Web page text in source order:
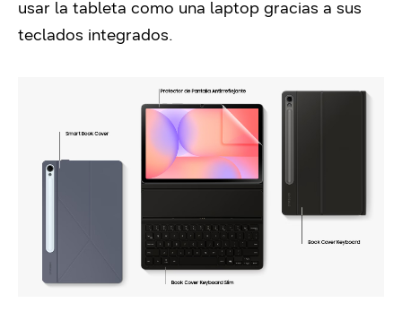
usar la tableta como una laptop gracias a sus
teclados integrados.